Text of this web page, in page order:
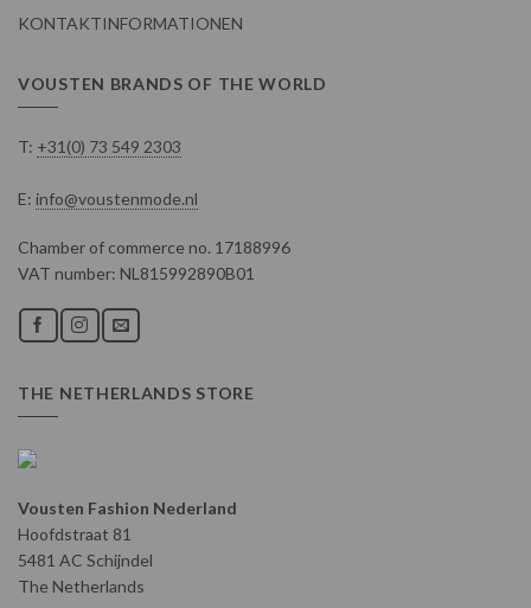
KONTAKTINFORMATIONEN
VOUSTEN BRANDS OF THE WORLD
T: +31(0) 73 549 2303
E: info@voustenmode.nl
Chamber of commerce no. 17188996
VAT number: NL815992890B01
THE NETHERLANDS STORE
Vousten Fashion Nederland
Hoofdstraat 81
5481 AC Schijndel
The Netherlands